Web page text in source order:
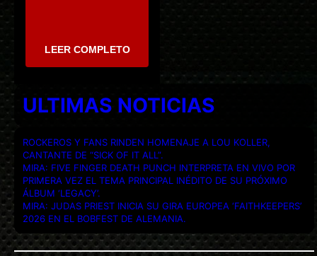
LEER COMPLETO
ULTIMAS NOTICIAS
ROCKEROS Y FANS RINDEN HOMENAJE A LOU KOLLER,
CANTANTE DE “SICK OF IT ALL”.
MIRA: FIVE FINGER DEATH PUNCH INTERPRETA EN VIVO POR
PRIMERA VEZ EL TEMA PRINCIPAL INÉDITO DE SU PRÓXIMO
ÁLBUM ‘LEGACY’.
MIRA: JUDAS PRIEST INICIA SU GIRA EUROPEA ‘FAITHKEEPERS’
2026 EN EL BOBFEST DE ALEMANIA.